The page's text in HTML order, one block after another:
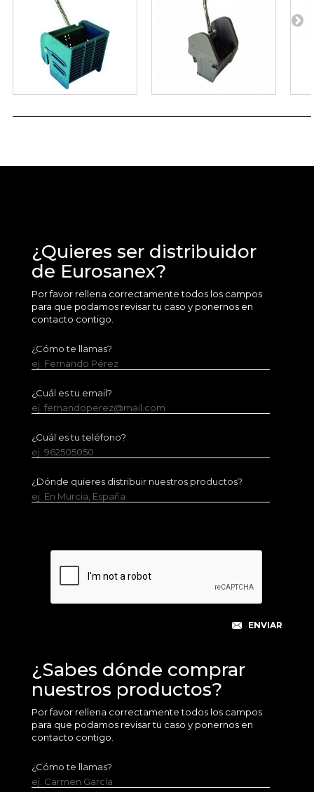
¿Quieres ser distribuidor
de Eurosanex?
Por favor rellena correctamente todos los campos
para que podamos revisar tu caso y ponernos en
contacto contigo.
¿Cómo te llamas?
ej. Fernando Pérez
¿Cuál es tu email?
ej. fernandoperez@mail.com
¿Cuál es tu teléfono?
ej. 962505050
¿Dónde quieres distribuir nuestros productos?
ej. En Murcia, España
¿Sabes dónde comprar
nuestros productos?
Por favor rellena correctamente todos los campos
para que podamos revisar tu caso y ponernos en
contacto contigo.
¿Cómo te llamas?
ej. Carmen García